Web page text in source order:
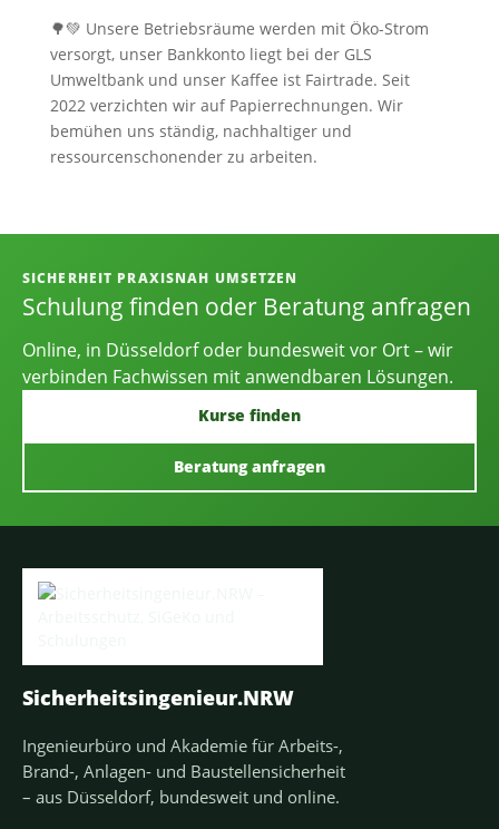
🌳💚 Unsere Betriebsräume werden mit Öko-Strom
versorgt, unser Bankkonto liegt bei der GLS
Umweltbank und unser Kaffee ist Fairtrade. Seit
2022 verzichten wir auf Papierrechnungen. Wir
bemühen uns ständig, nachhaltiger und
ressourcenschonender zu arbeiten.
Informationen, Kontakt und
SICHERHEIT PRAXISNAH UMSETZEN
Schulung finden oder Beratung anfragen
Online, in Düsseldorf oder bundesweit vor Ort – wir
verbinden Fachwissen mit anwendbaren Lösungen.
Kurse finden
Beratung anfragen
Sicherheitsingenieur.NRW
Ingenieurbüro und Akademie für Arbeits-,
Brand-, Anlagen- und Baustellensicherheit
– aus Düsseldorf, bundesweit und online.